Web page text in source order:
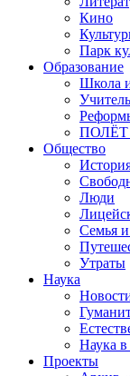
Кино
Парк
Образование
Школа
Учитель
ПОЛЁТ
Общество
Люди
Семья и
Утраты
Наука
Наука
Проекты